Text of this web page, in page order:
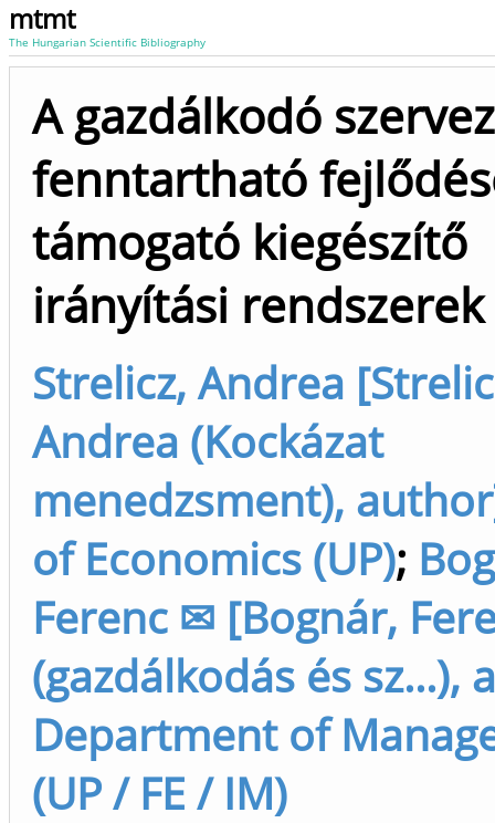
mtmt
The Hungarian Scientific Bibliography
A gazdálkodó
fenntartható
támogató kiegészítő
irányítási rendszerek
Strelicz, Andrea
Andrea (Kockázat
menedzsment),
of Economics (UP);
Ferenc ✉ [Bognár,
(gazdálkodás és sz...),
Department of
(UP / FE / IM)